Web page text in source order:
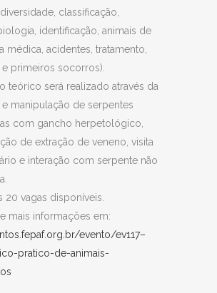
classificação,
identificação, animais de
médica, acidentes, tratamento,
primeiros socorros).
teórico será realizado através da
manipulação de serpentes
com gancho herpetológico,
de extração de veneno, visita
e interação com serpente não
20 vagas disponíveis.
mais informações em:
evento/ev117–
pratico-de-animais-